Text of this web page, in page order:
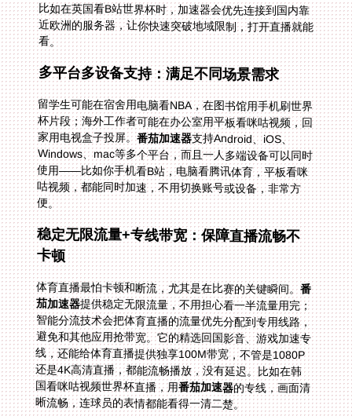
看。
多平台多设备支持：满足不同场景需求
留学生可能在宿舍用电脑看NBA，在图书馆用手机刷世界
杯片段；海外工作者可能在办公室用平板看咪咕视频，回
家用电视盒子投屏。番茄加速器支持Android、iOS、
Windows、mac等多个平台，而且一人多端设备可以同时
使用——比如你手机看B站，电脑看腾讯体育，平板看咪
咕视频，都能同时加速，不用切换账号或设备，非常方
便。
稳定无限流量+专线带宽：保障直播流畅不
卡顿
体育直播最怕卡顿和断流，尤其是在比赛的关键瞬间。番
茄加速器提供稳定无限流量，不用担心看一半流量用完；
智能分流技术会把体育直播的流量优先分配到专用线路，
避免和其他应用抢带宽。它的精选回国影音、游戏加速专
线，还能给体育直播提供独享100M带宽，不管是1080P
还是4K高清直播，都能流畅播放，没有延迟。比如在韩
国看咪咕视频世界杯直播，用番茄加速器的专线，画面清
晰流畅，连球员的表情都能看得一清二楚。